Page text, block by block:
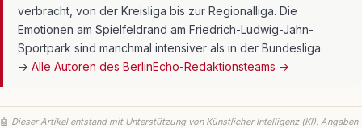
verbracht, von der Kreisliga bis zur Regionalliga. Die
Emotionen am Spielfeldrand am Friedrich-Ludwig-Jahn-
Sportpark sind manchmal intensiver als in der Bundesliga.
→ Alle Autoren des BerlinEcho-Redaktionsteams →
🤖 Dieser Artikel entstand mit Unterstützung von Künstlicher Intelligenz (KI). Angaben